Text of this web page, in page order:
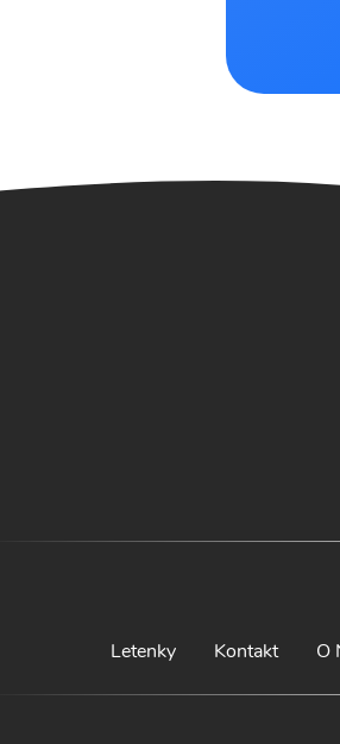
Letenky Kontakt O